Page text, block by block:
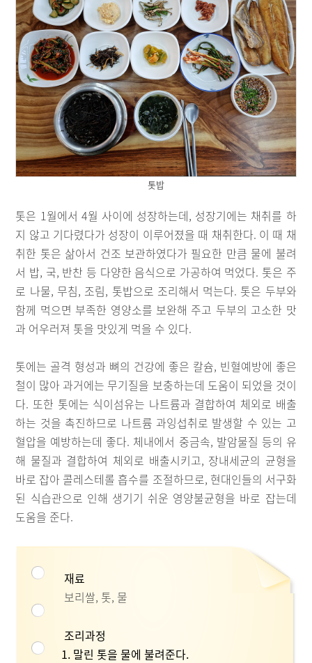
톳밥
톳은 1월에서 4월 사이에 성장하는데, 성장기에는 채취를 하
지 않고 기다렸다가 성장이 이루어졌을 때 채취한다. 이 때 채
취한 톳은 삶아서 건조 보관하였다가 필요한 만큼 물에 불려
서 밥, 국, 반찬 등 다양한 음식으로 가공하여 먹었다. 톳은 주
로 나물, 무침, 조림, 톳밥으로 조리해서 먹는다. 톳은 두부와
함께 먹으면 부족한 영양소를 보완해 주고 두부의 고소한 맛
과 어우러져 톳을 맛있게 먹을 수 있다.
톳에는 골격 형성과 뼈의 건강에 좋은 칼슘, 빈혈예방에 좋은
철이 많아 과거에는 무기질을 보충하는데 도움이 되었을 것이
다. 또한 톳에는 식이섬유는 나트륨과 결합하여 체외로 배출
하는 것을 촉진하므로 나트륨 과잉섭취로 발생할 수 있는 고
혈압을 예방하는데 좋다. 체내에서 중금속, 발암물질 등의 유
해 물질과 결합하여 체외로 배출시키고, 장내세균의 균형을
바로 잡아 콜레스테롤 흡수를 조절하므로, 현대인들의 서구화
된 식습관으로 인해 생기기 쉬운 영양불균형을 바로 잡는데
도움을 준다.
재료
보리쌀, 톳, 물
조리과정
1. 말린 톳을 물에 불려준다.